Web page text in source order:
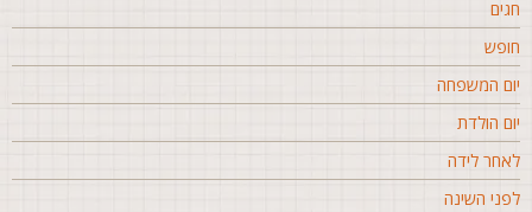
המשפחה
הולדת
לידה
השינה